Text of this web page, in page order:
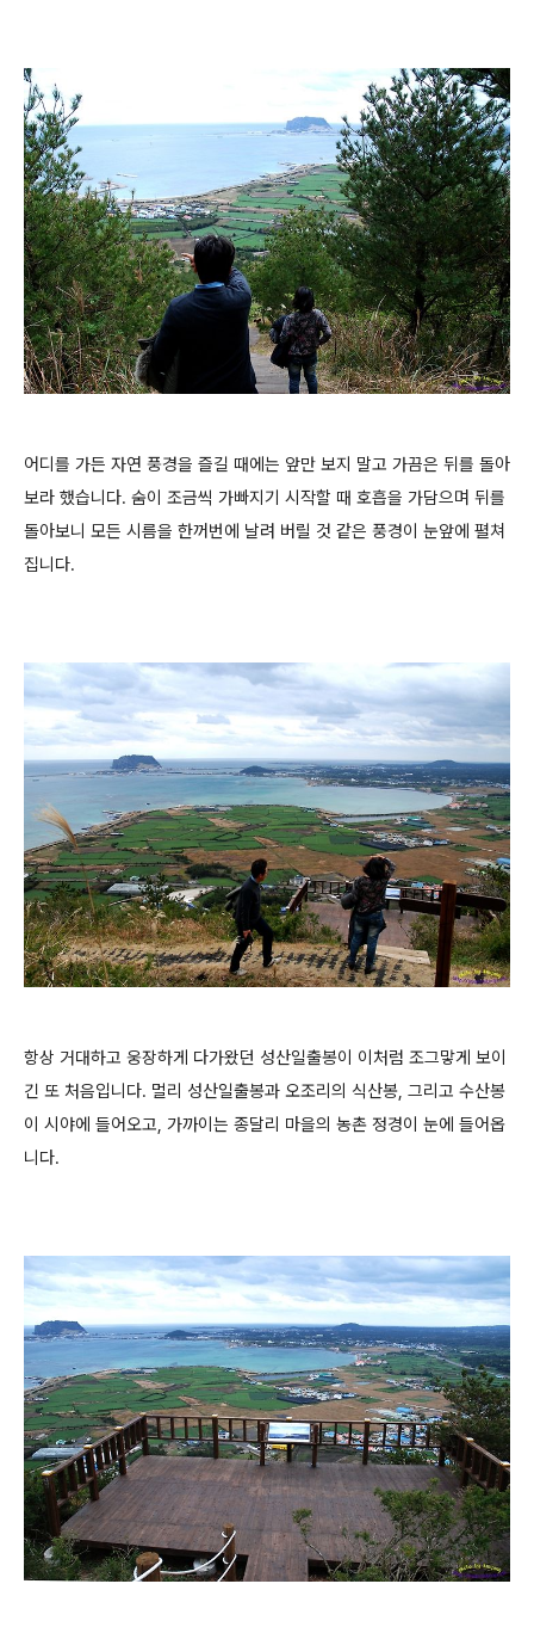
어디를 가든 자연 풍경을 즐길 때에는 앞만 보지 말고 가끔은 뒤를 돌아
보라 했습니다. 숨이 조금씩 가빠지기 시작할 때 호흡을 가담으며 뒤를
돌아보니 모든 시름을 한꺼번에 날려 버릴 것 같은 풍경이 눈앞에 펼쳐
집니다.
항상 거대하고 웅장하게 다가왔던 성산일출봉이 이처럼 조그맣게 보이
긴 또 처음입니다. 멀리 성산일출봉과 오조리의 식산봉, 그리고 수산봉
이 시야에 들어오고, 가까이는 종달리 마을의 농촌 정경이 눈에 들어옵
니다.